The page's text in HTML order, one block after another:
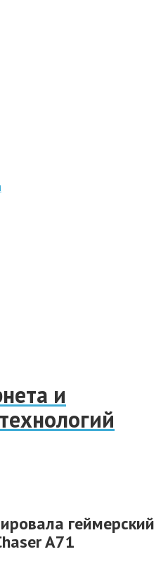
и
геймерский
A71